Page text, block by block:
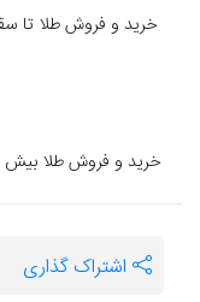
خرید و فروش طلا تا سقف ۲۰۰ گرم مشمول مالیات
خرید و فروش طلا بیش از ۲۰۰ گرم مشمول مالیات سوداگری
اشتراک گذاری